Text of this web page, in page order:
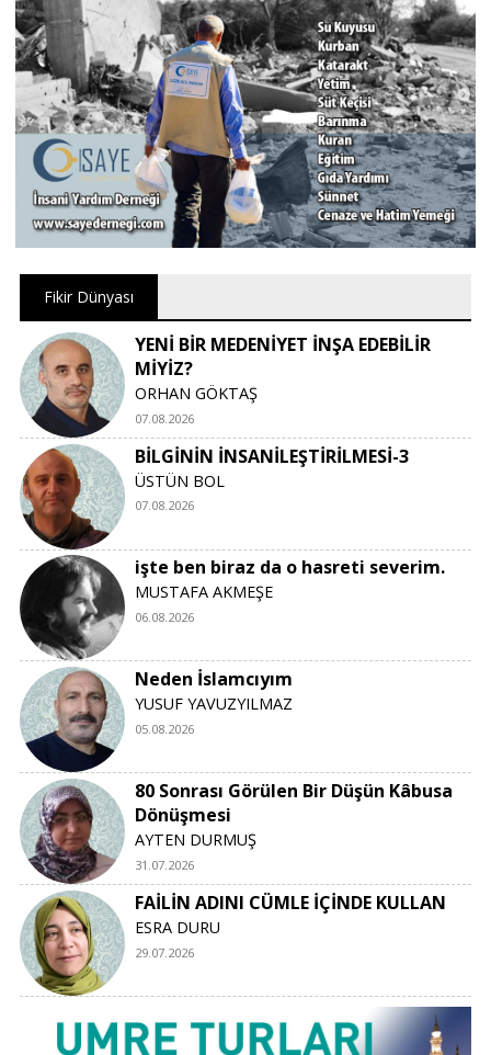
Fikir Dünyası
YENİ BİR MEDENİYET İNŞA EDEBİLİR
MİYİZ?
ORHAN GÖKTAŞ
07.08.2026
BİLGİNİN İNSANİLEŞTİRİLMESİ-3
ÜSTÜN BOL
07.08.2026
işte ben biraz da o hasreti severim.
MUSTAFA AKMEŞE
06.08.2026
Neden İslamcıyım
YUSUF YAVUZYILMAZ
05.08.2026
80 Sonrası Görülen Bir Düşün Kâbusa
Dönüşmesi
AYTEN DURMUŞ
31.07.2026
FAİLİN ADINI CÜMLE İÇİNDE KULLAN
ESRA DURU
29.07.2026